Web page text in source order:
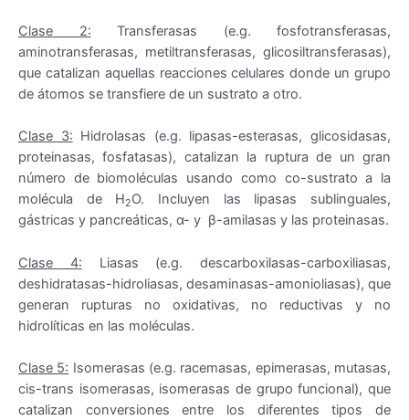
Clase 2: Transferasas (e.g. fosfotransferasas,
aminotransferasas, metiltransferasas, glicosiltransferasas),
que catalizan aquellas reacciones celulares donde un grupo
de átomos se transfiere de un sustrato a otro.
Clase 3: Hidrolasas (e.g. lipasas-esterasas, glicosidasas,
proteinasas, fosfatasas), catalizan la ruptura de un gran
número de biomoléculas usando como co-sustrato a la
molécula de H2O. Incluyen las lipasas sublinguales,
gástricas y pancreáticas, α- y β-amilasas y las proteinasas.
Clase 4: Liasas (e.g. descarboxilasas-carboxiliasas,
deshidratasas-hidroliasas, desaminasas-amonioliasas), que
generan rupturas no oxidativas, no reductivas y no
hidrolíticas en las moléculas.
Clase 5: Isomerasas (e.g. racemasas, epimerasas, mutasas,
cis-trans isomerasas, isomerasas de grupo funcional), que
catalizan conversiones entre los diferentes tipos de